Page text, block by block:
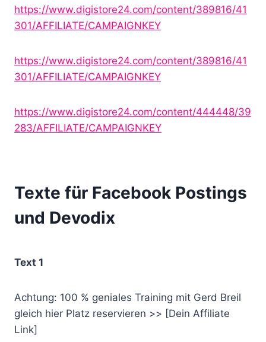
https://www.digistore24.com/content/389816/41
301/AFFILIATE/CAMPAIGNKEY
https://www.digistore24.com/content/389816/41
301/AFFILIATE/CAMPAIGNKEY
https://www.digistore24.com/content/444448/39
283/AFFILIATE/CAMPAIGNKEY
Texte für Facebook Postings
und Devodix
Text 1
Achtung: 100 % geniales Training mit Gerd Breil
gleich hier Platz reservieren >> [Dein Affiliate
Link]